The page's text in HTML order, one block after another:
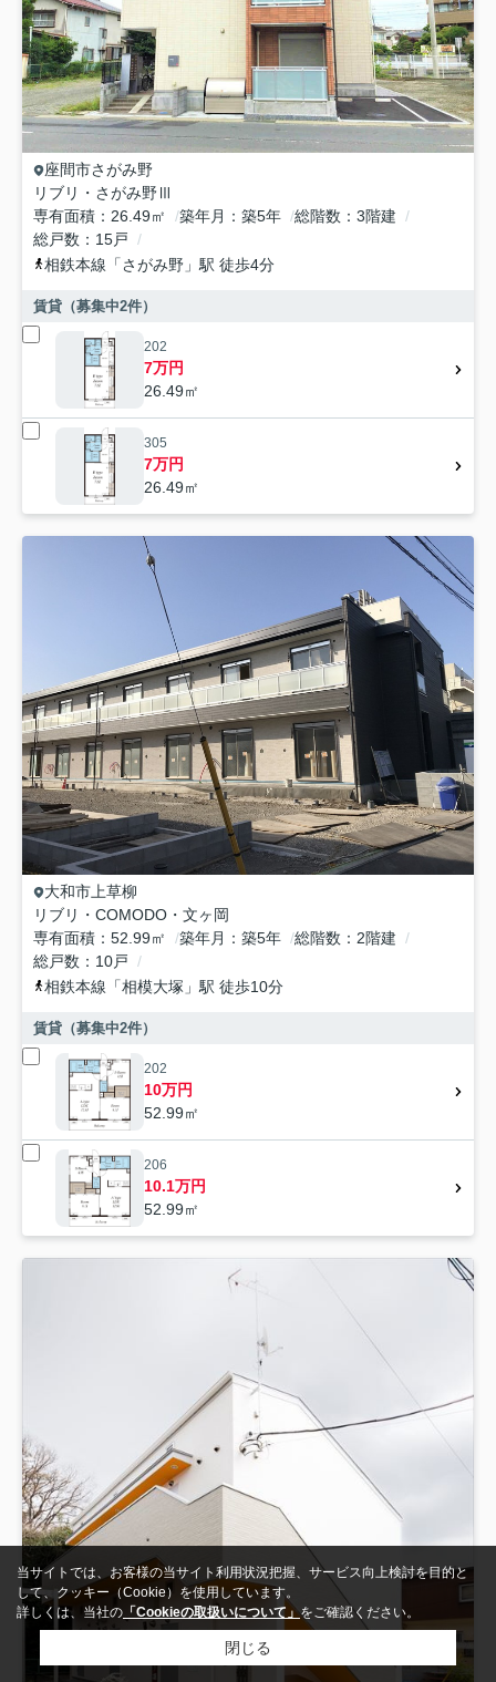
座間市さがみ野
リブリ・さがみ野Ⅲ
専有面積
26.49㎡ 築年月 築5年 総階数
3階建
総戸数
15戸
相鉄本線 「さがみ野 」駅 徒歩4分
賃貸（募集中2件）
202
7万円
26.49㎡
305
7万円
26.49㎡
大和市 上草柳
リブリ・COMODO・文ヶ岡
専有面積
52.99㎡ 築年月 築5年 総階数
2階建
総戸数
10戸
相鉄本線 「相模大塚 」駅 徒歩10分
賃貸（募集中2件）
202
10万円
52.99㎡
206
10.1万円
52.99㎡
当サイトでは、お客様の当サイト利用状況把握、サービス向上検討を目的と
して、クッキー（Cookie）を使用しています。
詳しくは、当社の 「Cookieの取扱いについて」をご確認ください。
閉じる